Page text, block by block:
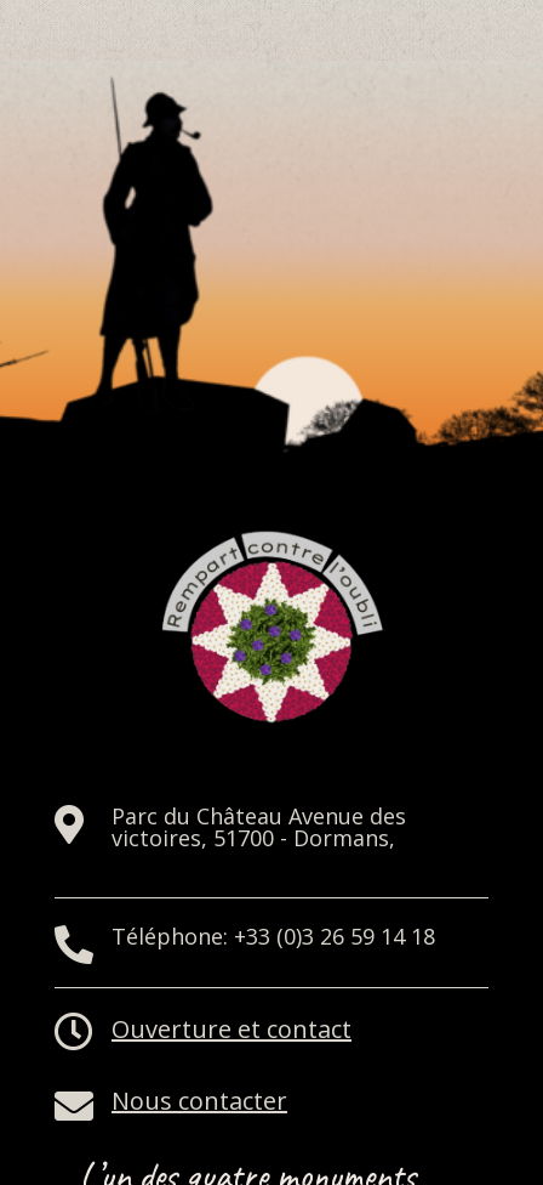
MEMORIAL DORMANS
 Parc du Château Avenue des
victoires, 51700 - Dormans,
 Téléphone: +33 (0)3 26 59 14 18
 Ouverture et contact
 Nous contacter
L’un des quatre monuments